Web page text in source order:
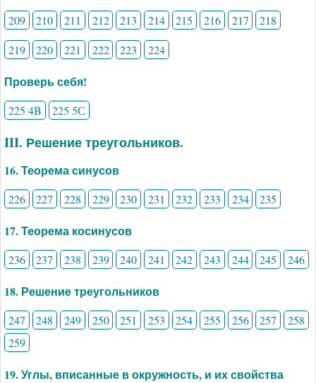
209 210 211 212 213 214 215 216 217
218
219
220 221 222 223 224
Проверь себя!
225 4B 225 5С
III. Решение треугольников.
16. Теорема синусов
226 227 228 229 230 231 232 233 234 235
17. Теорема косинусов
236 237 238 239 240 241 242 243 244 245 246
18. Решение треугольников
247 248 249 250 251 253 254 255 256 257
258
259
19. Углы, вписанные в окружность, и их свойства